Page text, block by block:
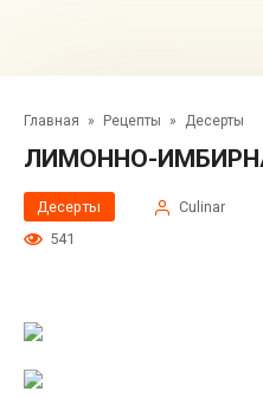
Главная » Рецепты » Десерты
ЛИМОННО-
Десерты Сulinar
541